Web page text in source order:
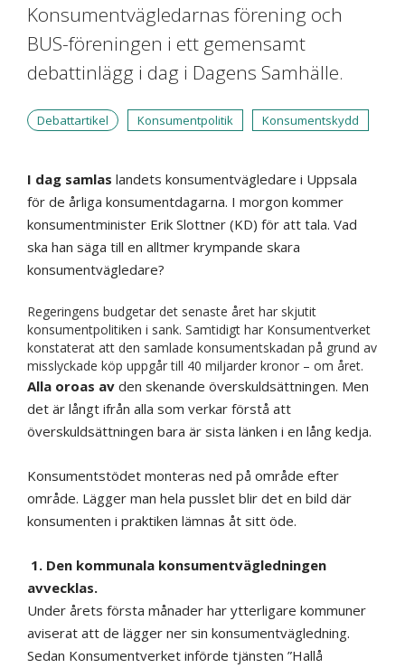
Konsumentvägledarnas förening och
BUS-föreningen i ett gemensamt
debattinlägg i dag i Dagens Samhälle.
Debattartikel Konsumentpolitik Konsumentskydd
I dag samlas landets konsumentvägledare i Uppsala
för de årliga konsumentdagarna. I morgon kommer
konsumentminister Erik Slottner (KD) för att tala. Vad
ska han säga till en alltmer krympande skara
konsumentvägledare?
Regeringens budgetar det senaste året har skjutit
konsumentpolitiken i sank. Samtidigt har Konsumentverket
konstaterat att den samlade konsumentskadan på grund av
misslyckade köp uppgår till 40 miljarder kronor – om året.
Alla oroas av den skenande överskuldsättningen. Men
det är långt ifrån alla som verkar förstå att
överskuldsättningen bara är sista länken i en lång kedja.
Konsumentstödet monteras ned på område efter
område. Lägger man hela pusslet blir det en bild där
konsumenten i praktiken lämnas åt sitt öde.
1. Den kommunala konsumentvägledningen
avvecklas.
Under årets första månader har ytterligare kommuner
aviserat att de lägger ner sin konsumentvägledning.
Sedan Konsumentverket införde tjänsten ”Hallå